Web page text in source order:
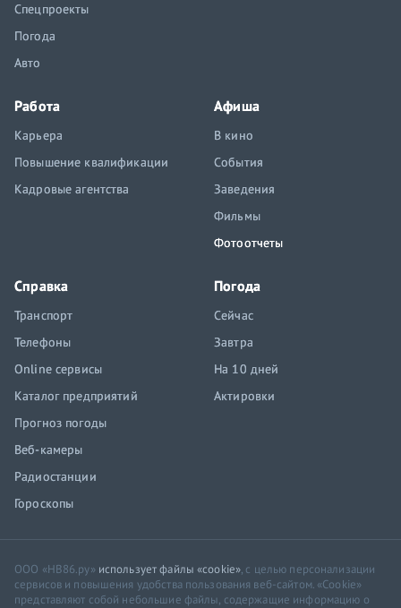
Спецпроекты
Погода
Авто
Работа
Карьера
Повышение квалификации
Кадровые агентства
Афиша
В кино
События
Заведения
Фильмы
Фотоотчеты
Справка
Транспорт
Телефоны
Online сервисы
Каталог предприятий
Прогноз погоды
Веб-камеры
Радиостанции
Гороскопы
Погода
Сейчас
Завтра
На 10 дней
Актировки
ООО «НВ86.ру» использует файлы «cookie», с целью персонализации
сервисов и повышения удобства пользования веб-сайтом. «Cookie»
представляют собой небольшие файлы, содержащие информацию о